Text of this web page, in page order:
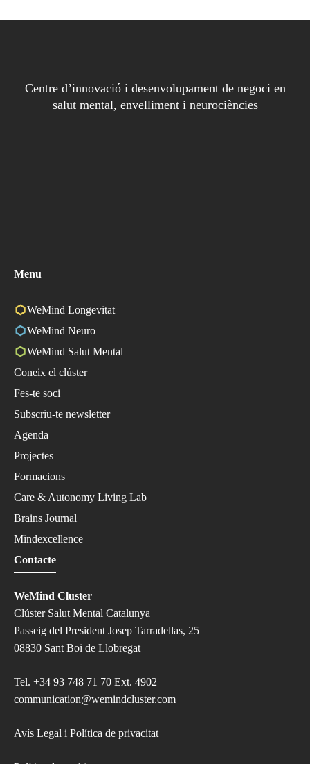
Centre d’innovació i desenvolupament de negoci en
salut mental, envelliment i neurociències
Menu
WeMind Longevitat
WeMind Neuro
WeMind Salut Mental
Coneix el clúster
Fes-te soci
Subscriu-te newsletter
Agenda
Projectes
Formacions
Care & Autonomy Living Lab
Brains Journal
Mindexcellence
Contacte
WeMind Cluster
Clúster Salut Mental Catalunya
Passeig del President Josep Tarradellas, 25
08830 Sant Boi de Llobregat
Tel. +34 93 748 71 70 Ext. 4902
communication@wemindcluster.com
Avís Legal i Política de privacitat